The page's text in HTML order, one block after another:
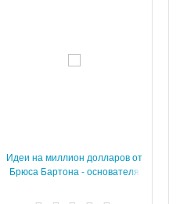
Идеи на миллион долларов от
Брюса Бартона - основателя